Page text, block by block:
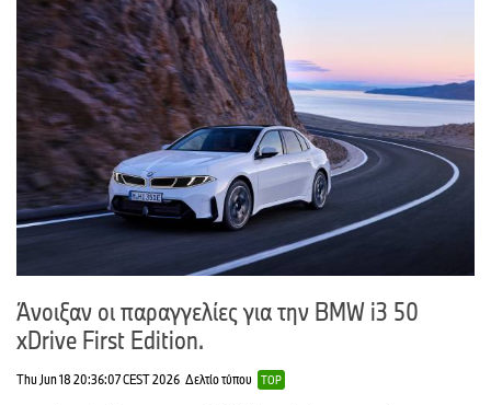
Άνοιξαν οι παραγγελίες για την BMW i3 50
xDrive First Edition.
Thu Jun 18 20:36:07 CEST 2026 Δελτίο τύπου TOP